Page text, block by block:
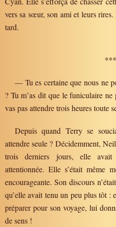
vers sa sœur, son ami et leurs
tard.
***
— Tu es certaine que nous ne
? Tu m’as dit que le funiculaire
vas pas attendre trois heures toute
Depuis quand Terry se
attendre seule ? Décidemment,
trois derniers jours, elle avait
attentionnée. Elle s’était même
encourageante. Son discours
qu’elle avait tenu un peu plus tôt :
préparer pour son voyage, lui
de sens !